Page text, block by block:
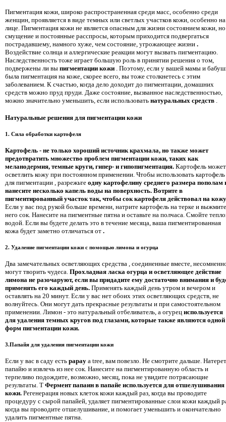
Пигментация кожи, широко распространенная среди масс, особенно среди
женщин, проявляется в виде темных или светлых участков кожи, особенно на
лице. Пигментация кожи не является опасным для жизни состоянием кожи, но
смущение и постоянные расспросы, которым приходится подвергаться
пострадавшему, намного хуже, чем состояние, угрожающее жизни .
Воздействие солнца и аллергические реакции могут вызвать пигментацию.
Наследственность тоже играет большую роль в принятии решения о том,
подвержены ли вы пигментации кожи . Поэтому, если у вашей мамы и
была пигментация на коже, скорее всего, вы тоже столкнетесь с этим
заболеванием. К счастью, когда дело доходит до пигментации, домашних
средств можно пруд пруди. Даже состояние, вызванное наследственностью,
можно значительно уменьшить, если использовать натуральных средств .
Натуральные решения для пигментации кожи
1. Сила обработки картофеля
Картофель - не только хороший источник крахмала, но также может
предотвратить множество проблем пигментации кожи, таких как
меланодермия, темные круги, гипер- и гипопигментация. Картофель может
осветлить кожу при постоянном применении. Чтобы использовать картофель
для пигментации , разрежьте одну картофелину среднего размера пополам
нанесите несколько капель воды на поверхность. Вотрите в
пигментированный участок так, чтобы сок картофеля действовал на
Если у вас под рукой больше времени, натрите картофель на терке и
него сок. Нанесите на пигментные пятна и оставьте на полчаса. Смойте
водой. Если вы будете делать это в течение месяца, ваша пигментированная
кожа будет заметно отличаться от .
2. Удаление пигментации кожи с помощью лимона и огурца
Два замечательных осветляющих средства
, соединенные вместе,
могут творить чудеса. Прохладная ласка огурца и осветляющее действие
лимона не разочаруют, если вы придадите ему достаточно внимания и
применять его каждый день. Применять каждый день утром и вечером и
оставлять на 20 минут. Если у вас нет обоих этих осветляющих средств, не
волнуйтесь. Они могут дать прекрасные результаты и при самостоятельном
применении. Лимон - это натуральный отбеливатель, а огурец используется
для удаления темных кругов под глазами, которые также являются одной
форм пигментации кожи.
3.Папайя для удаления пигментации кожи
Если у вас в саду есть papay a tree, вам повезло. Не смотрите дальше.
папайю и извлечь из нее сок. Нанесите на пигментированную область и
терпеливо подождите, возможно, месяц, пока не увидите потрясающие
результаты. T Фермент папаин в папайе используется для отшелушивания
кожи. Регенерация новых клеток кожи каждый раз, когда вы проводите
процедуру с сырой папайей, удаляет пигментированные слои кожи каждый
когда вы проводите отшелушивание, и помогает уменьшить и окончательно
удалить пигментные пятна.